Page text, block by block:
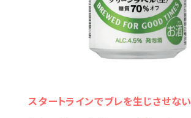
スタートラインでブレを生じさせない